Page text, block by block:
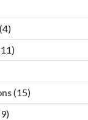
(4)
(15)